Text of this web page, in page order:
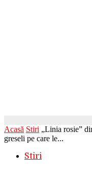
Acasă Stiri „Linia rosie”
greseli pe care le...
Stiri